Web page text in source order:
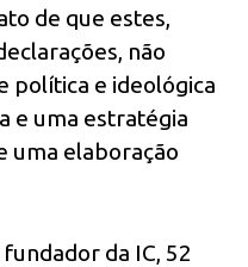
de que estes,
não
política e ideológica
e uma estratégia
uma elaboração
da IC, 52